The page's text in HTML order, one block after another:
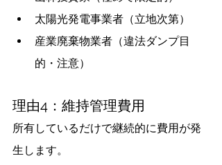
太陽光発電事業者（立地次第）
産業廃棄物業者（違法ダンプ目
的・注意）
理由4：維持管理費用
所有しているだけで継続的に費用が発
生します。